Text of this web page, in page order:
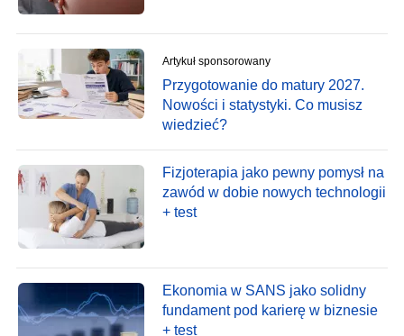
Artykuł sponsorowany
Przygotowanie do matury 2027.
Nowości i statystyki. Co musisz
wiedzieć?
Fizjoterapia jako pewny pomysł na
zawód w dobie nowych technologii
+ test
Ekonomia w SANS jako solidny
fundament pod karierę w biznesie
+ test